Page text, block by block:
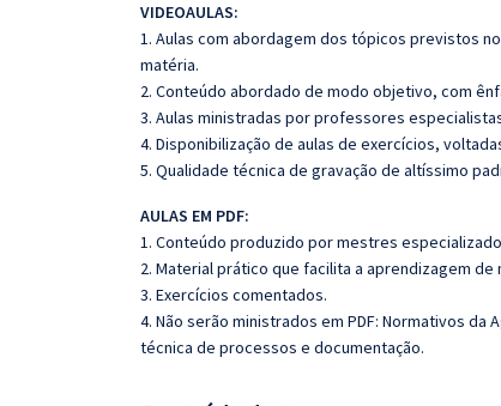
VIDEOAULAS:
1. Aulas com abordagem dos tópicos previstos
matéria.
2. Conteúdo abordado de modo objetivo, com
3. Aulas ministradas por professores
4. Disponibilização de aulas de exercícios,
5. Qualidade técnica de gravação de altíssimo
AULAS EM PDF:
1. Conteúdo produzido por mestres
2. Material prático que facilita a aprendizagem de
3. Exercícios comentados.
4. Não serão ministrados em PDF: Normativos
técnica de processos e documentação.